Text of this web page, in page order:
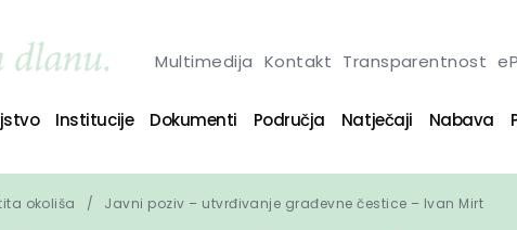
Multimedija Kontakt Transparentnost
Institucije Dokumenti Područja Natječaji Nabava
okoliša Javni poziv – utvrđivanje građevne čestice – Ivan Mirt